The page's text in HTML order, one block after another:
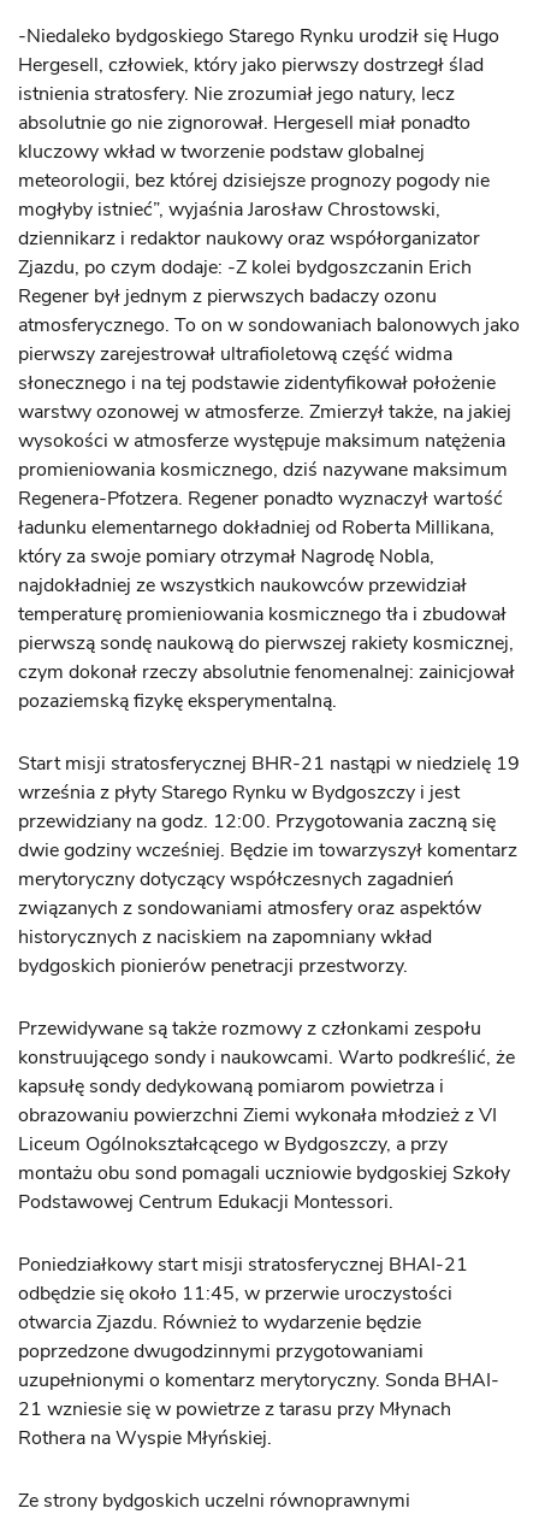
-Niedaleko bydgoskiego Starego Rynku urodził się Hugo
Hergesell, człowiek, który jako pierwszy dostrzegł ślad
istnienia stratosfery. Nie zrozumiał jego natury, lecz
absolutnie go nie zignorował. Hergesell miał ponadto
kluczowy wkład w tworzenie podstaw globalnej
meteorologii, bez której dzisiejsze prognozy pogody nie
mogłyby istnieć”, wyjaśnia Jarosław Chrostowski,
dziennikarz i redaktor naukowy oraz współorganizator
Zjazdu, po czym dodaje: -Z kolei bydgoszczanin Erich
Regener był jednym z pierwszych badaczy ozonu
atmosferycznego. To on w sondowaniach balonowych jako
pierwszy zarejestrował ultrafioletową część widma
słonecznego i na tej podstawie zidentyfikował położenie
warstwy ozonowej w atmosferze. Zmierzył także, na jakiej
wysokości w atmosferze występuje maksimum natężenia
promieniowania kosmicznego, dziś nazywane maksimum
Regenera-Pfotzera. Regener ponadto wyznaczył wartość
ładunku elementarnego dokładniej od Roberta Millikana,
który za swoje pomiary otrzymał Nagrodę Nobla,
najdokładniej ze wszystkich naukowców przewidział
temperaturę promieniowania kosmicznego tła i zbudował
pierwszą sondę naukową do pierwszej rakiety kosmicznej,
czym dokonał rzeczy absolutnie fenomenalnej: zainicjował
pozaziemską fizykę eksperymentalną.
Start misji stratosferycznej BHR-21 nastąpi w niedzielę 19
września z płyty Starego Rynku w Bydgoszczy i jest
przewidziany na godz. 12:00. Przygotowania zaczną się
dwie godziny wcześniej. Będzie im towarzyszył komentarz
merytoryczny dotyczący współczesnych zagadnień
związanych z sondowaniami atmosfery oraz aspektów
historycznych z naciskiem na zapomniany wkład
bydgoskich pionierów penetracji przestworzy.
Przewidywane są także rozmowy z członkami zespołu
konstruującego sondy i naukowcami. Warto podkreślić, że
kapsułę sondy dedykowaną pomiarom powietrza i
obrazowaniu powierzchni Ziemi wykonała młodzież z VI
Liceum Ogólnokształcącego w Bydgoszczy, a przy
montażu obu sond pomagali uczniowie bydgoskiej Szkoły
Podstawowej Centrum Edukacji Montessori.
Poniedziałkowy start misji stratosferycznej BHAI-21
odbędzie się około 11:45, w przerwie uroczystości
otwarcia Zjazdu. Również to wydarzenie będzie
poprzedzone dwugodzinnymi przygotowaniami
uzupełnionymi o komentarz merytoryczny. Sonda BHAI-
21 wzniesie się w powietrze z tarasu przy Młynach
Rothera na Wyspie Młyńskiej.
Ze strony bydgoskich uczelni równoprawnymi